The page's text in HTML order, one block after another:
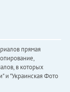
прямая
в которых
и "Украинская Фото